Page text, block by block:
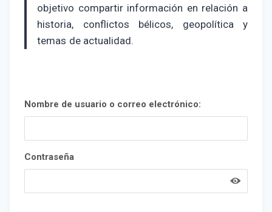
objetivo compartir información en relación a
historia, conflictos bélicos, geopolítica y
temas de actualidad.
Nombre de usuario o correo electrónico:
Contraseña